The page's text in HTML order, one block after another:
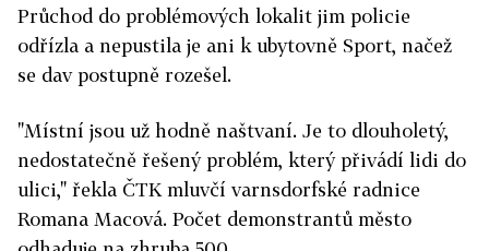
Průchod do problémových lokalit jim policie
odřízla a nepustila je ani k ubytovně Sport, načež
se dav postupně rozešel.
"Místní jsou už hodně naštvaní. Je to dlouholetý,
nedostatečně řešený problém, který přivádí lidi do
ulici," řekla ČTK mluvčí varnsdorfské radnice
Romana Macová. Počet demonstrantů město